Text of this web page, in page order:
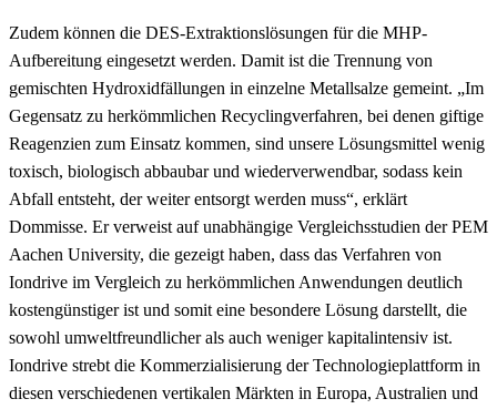
Zudem können die DES-Extraktionslösungen für die MHP-
Aufbereitung eingesetzt werden. Damit ist die Trennung von
gemischten Hydroxidfällungen in einzelne Metallsalze gemeint. „Im
Gegensatz zu herkömmlichen Recyclingverfahren, bei denen giftige
Reagenzien zum Einsatz kommen, sind unsere Lösungsmittel wenig
toxisch, biologisch abbaubar und wiederverwendbar, sodass kein
Abfall entsteht, der weiter entsorgt werden muss“, erklärt
Dommisse. Er verweist auf unabhängige Vergleichsstudien der PEM
Aachen University, die gezeigt haben, dass das Verfahren von
Iondrive im Vergleich zu herkömmlichen Anwendungen deutlich
kostengünstiger ist und somit eine besondere Lösung darstellt, die
sowohl umweltfreundlicher als auch weniger kapitalintensiv ist.
Iondrive strebt die Kommerzialisierung der Technologieplattform in
diesen verschiedenen vertikalen Märkten in Europa, Australien und